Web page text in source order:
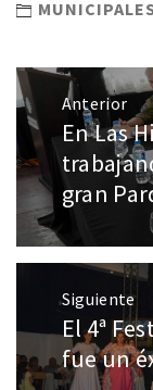
Anterior
En Las
gran
Siguiente
El 4ª
fue un